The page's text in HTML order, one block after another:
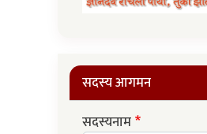
सदस्य आगमन
सदस्यनाम